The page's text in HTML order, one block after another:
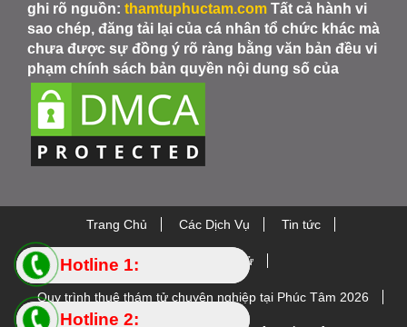
Hotline 1:
0984.88.5445
Hotline 2:
ghi rõ nguồn: thamtuphuctam.com Tất cả hành vi
sao chép, đăng tải lại của cá nhân tổ chức khác mà
chưa được sự đồng ý rõ ràng bằng văn bản đều vi
phạm chính sách bản quyền nội dung số của
Trang Chủ Các Dịch Vụ Tin tức
Thiết bị Thám Tử
Quy trình thuê thám tử chuyên nghiệp tại Phúc Tâm 2026
Hotline 1:
0984.88.5445
Hotline 2: